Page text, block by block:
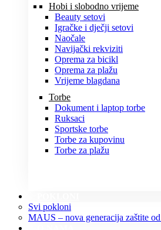
Hobi i slobodno vrijeme
Beauty setovi
Igračke i dječji setovi
Naočale
Navijački rekviziti
Oprema za bicikl
Oprema za plažu
Vrijeme blagdana
Torbe
Dokument i laptop torbe
Ruksaci
Sportske torbe
Torbe za kupovinu
Torbe za plažu
Svi pokloni
MAUS – nova generacija zaštite